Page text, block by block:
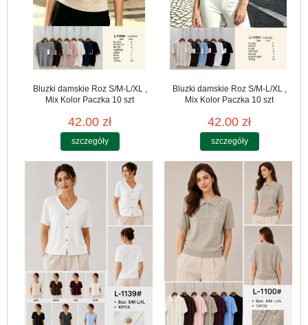
Bluzki damskie Roz S/M-L/XL ,
Mix Kolor Paczka 10 szt
42.00 zł
szczegóły
Bluzki damskie Roz S/M-L/XL ,
Mix Kolor Paczka 10 szt
42.00 zł
szczegóły